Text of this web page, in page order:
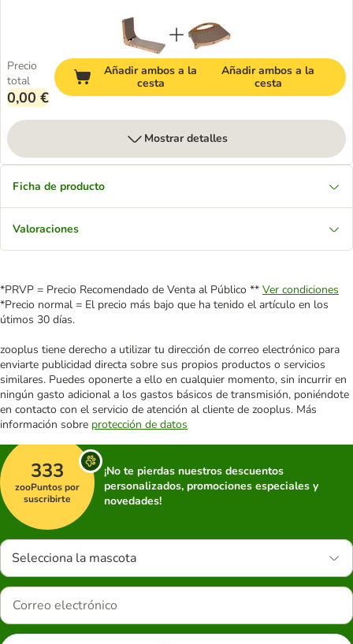
Precio
total
0,00 €
Añadir ambos a la
cesta
Añadir ambos a la
cesta
Mostrar detalles
Ficha de producto
Valoraciones
*PRVP = Precio Recomendado de Venta al Público ** Ver condiciones
*Precio normal = El precio más bajo que ha tenido el artículo en los
útimos 30 días.
zooplus tiene derecho a utilizar tu dirección de correo electrónico para
enviarte publicidad directa sobre sus propios productos o servicios
similares. Puedes oponerte a ello en cualquier momento, sin incurrir en
ningún gasto adicional a los gastos básicos de transmisión, poniéndote
en contacto con el servicio de atención al cliente de zooplus. Más
información sobre protección de datos
333
zooPuntos por
suscribirte
¡No te pierdas nuestros descuentos
personalizados, promociones especiales y
novedades!
Selecciona la mascota